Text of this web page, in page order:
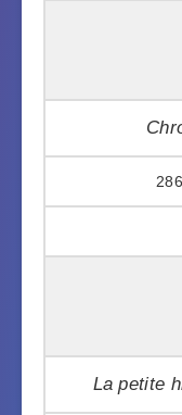
La petite